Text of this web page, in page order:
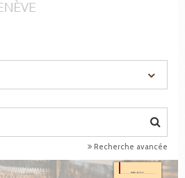
Recherche avancée